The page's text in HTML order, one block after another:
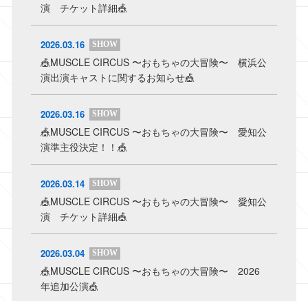
演 チケット詳細🎪
2026.03.16 SHOW
🎪MUSCLE CIRCUS 〜おもちゃの大冒険〜 横浜公
演出演キャストに関するお知らせ🎪
2026.03.16 SHOW
🎪MUSCLE CIRCUS 〜おもちゃの大冒険〜 愛知公
演準主役決定！！🎪
2026.03.14 SHOW
🎪MUSCLE CIRCUS 〜おもちゃの大冒険〜 愛知公
演 チケット詳細🎪
2026.03.04 SHOW
🎪MUSCLE CIRCUS 〜おもちゃの大冒険〜 2026
年追加公演🎪